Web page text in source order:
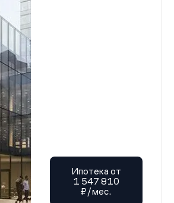
Ипотека от
1 547 810
₽/мес.